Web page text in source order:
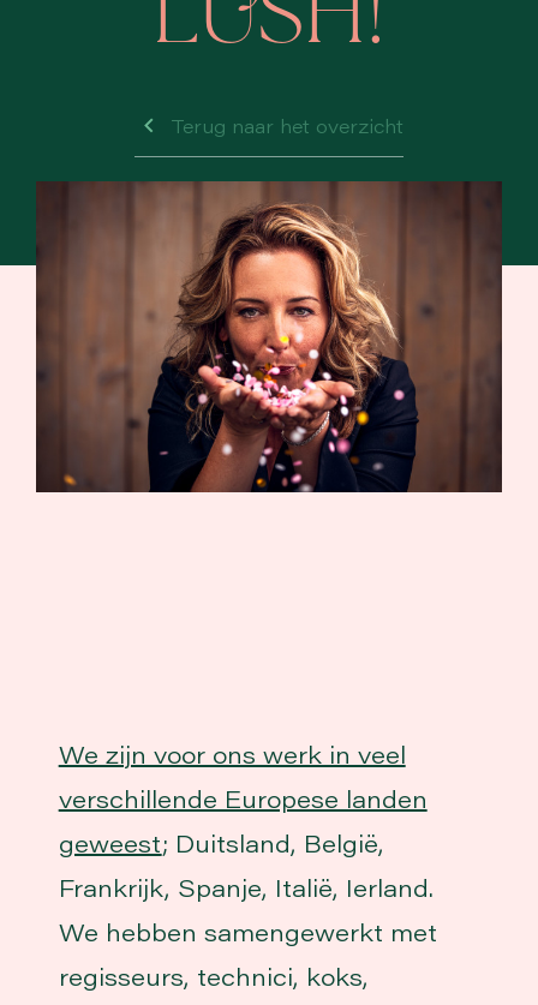
LUSH!
Terug naar het overzicht
We zijn voor ons werk in veel
verschillende Europese landen
geweest; Duitsland, België,
Frankrijk, Spanje, Italië, Ierland.
We hebben samengewerkt met
regisseurs, technici, koks,